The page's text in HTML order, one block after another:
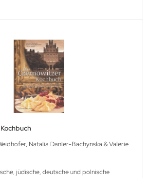
Natalia Danler-Bachynska & Valerie
jüdische, deutsche und polnische